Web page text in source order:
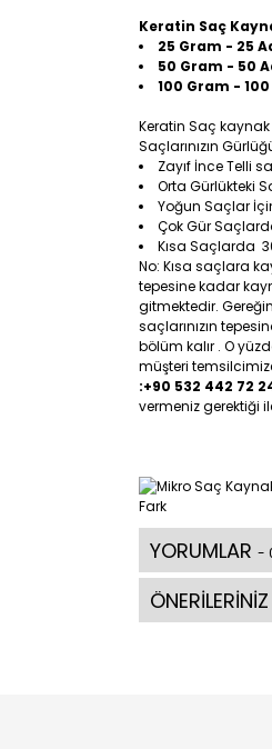
Keratin Saç
25 Gram - 25
50 Gram - 50
100 Gram -
Keratin Saç kaynak
Saçlarınızın
Zayıf İnce Telli
Orta Gürlükteki
Yoğun Saçlar
Çok Gür
Kısa Saçlarda
No: Kısa saçlara
tepesine kadar
gitmektedir.
saçlarınızın
bölüm kalır . O
müşteri
:+90 532 442 72
vermeniz gerektiği
YORUMLAR -
ÖNERİLERİNİZ